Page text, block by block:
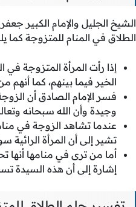
الشيخ الجليل والإمام الكبير
الطلاق في المنام للمتزوجة كما
إذا رأت المرأة المتزوجة
الخير فيما بينهم، كما
فسر الإمام الصادق أن
وجيدة وأن الله سبحانه
عندما تشاهد الزوجة في
تشير إلى أن المرأة
أما من ترى في منامها أنها
إشارة إلى أن هذه السيدة